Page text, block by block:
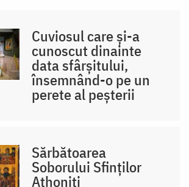
Cuviosul care și-a
cunoscut dinainte
data sfârșitului,
însemnând-o pe un
perete al peșterii
Sărbătoarea
Soborului Sfinților
Athoniți